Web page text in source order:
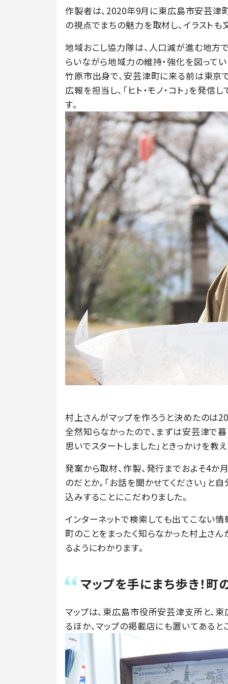
作製者は、2020年9月に東広島市安芸津
の視点でまちの魅力を取材し、イラスト
地域おこし協力隊は、人口減が進む地方
らいながら地域力の維持・強化を図って
竹原市出身で、安芸津町に来る前は東京
広報を担当し、「ヒト・モノ・コト」を発
す。
村上さんがマップを作ろうと決めたのは
全然知らなかったので、まずは安芸津で
思いでスタートしました」ときっかけを教
発案から取材、作製、発行までおよそ4か
のだとか。「お話を聞かせてください」と
込みすることにこだわりました。
インターネットで検索しても出てこない
町のことをまったく知らなかった村上さ
るようにわかります。
マップを手にまち歩き！
マップは、東広島市役所安芸津支所と、
るほか、マップの掲載店にも置いてあると